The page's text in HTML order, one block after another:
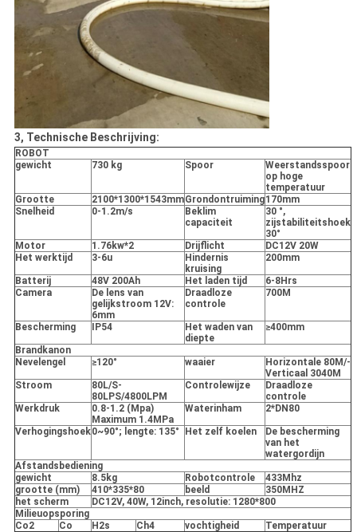
3, Technische Beschrijving:
ROBOT
gewicht
730 kg Spoor
Weerstandsspoor
op hoge
temperatuur
Grootte
2100*1300*1543mmGrondontruiming170mm
Snelheid
0-1.2m/s
Beklim
capaciteit
30 °,
zijstabiliteitshoek
30°
Motor
1.76kw*2 Drijflicht
DC12V 20W
Het werktijd
3-6u
Hindernis
kruising
200mm
Batterij 48V 200Ah Het laden tijd
6-8Hrs
Camera
De lens van
gelijkstroom 12V:
6mm
Draadloze
controle
700M
Bescherming IP54
Het waden van
diepte
≥400mm
Brandkanon
Nevelengel
≥120° waaier
Horizontale 80M/-
Verticaal 3040M
Stroom
80L/S-
80LPS/4800LPM
Controlewijze
Draadloze
controle
Werkdruk
0.8-1.2 (Mpa)
Maximum 1.4MPa
Waterinham 2*DN80
Verhogingshoek0~90°; lengte: 135° Het zelf koelen
De bescherming
van het
watergordijn
Afstandsbediening
gewicht
8.5kg Robotcontrole
433Mhz
grootte (mm)
410*335*80 beeld
350MHZ
het scherm
DC12V, 40W, 12inch, resolutie: 1280*800
Milieuopsporing
Co2
Co H2s Ch4 vochtigheid Temperatuur